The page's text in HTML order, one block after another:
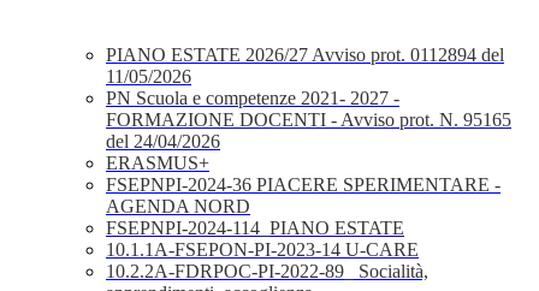
PIANO ESTATE 2026/27 Avviso prot. 0112894 del
11/05/2026
PN Scuola e competenze 2021- 2027 -
FORMAZIONE DOCENTI - Avviso prot. N. 95165
del 24/04/2026
ERASMUS+
FSEPNPI-2024-36 PIACERE SPERIMENTARE -
AGENDA NORD
FSEPNPI-2024-114_PIANO ESTATE
10.1.1A-FSEPON-PI-2023-14 U-CARE
10.2.2A-FDRPOC-PI-2022-89_ Socialità,